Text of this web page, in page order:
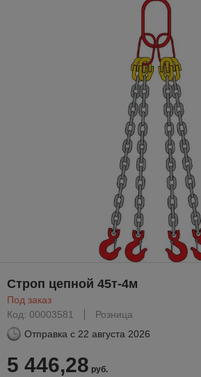
Строп цепной 45т-4м
Под заказ
Код: 00003581
Розница
Отправка с 22 августа 2026
5 446,28 руб.